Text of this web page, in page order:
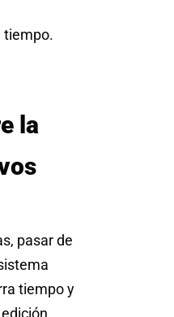
tiempo.
la
pasar de
tiempo y